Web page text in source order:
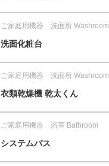
ご家庭用機器 洗面所 Washroom
洗面化粧台
ご家庭用機器 洗面所 Washroom
衣類乾燥機 乾太くん
ご家庭用機器 浴室 Bathroom
システムバス